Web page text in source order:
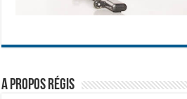
A propos Régis